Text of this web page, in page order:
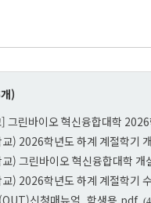
)
그린바이오 혁신융합대학
) 2026학년도 하계 계절학기
) 그린바이오 혁신융합대학
) 2026학년도 하계 계절학기
신청매뉴얼_학생용.pdf